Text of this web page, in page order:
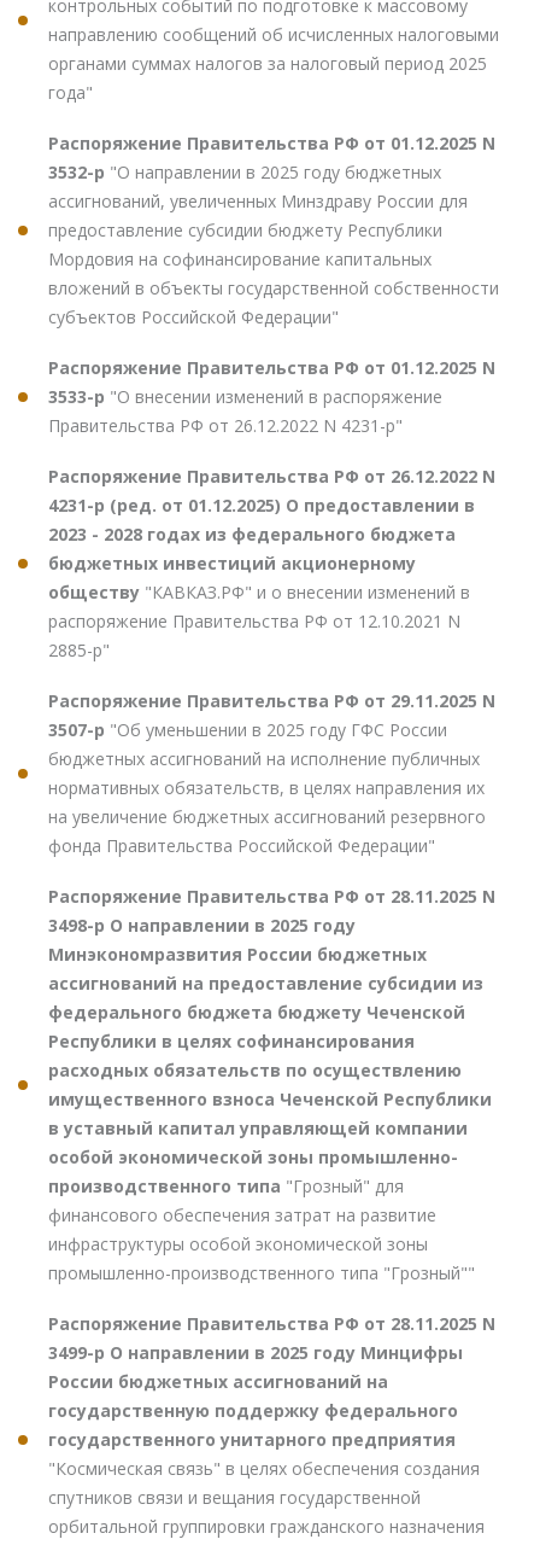
контрольных событий по подготовке к массовому
направлению сообщений об исчисленных налоговыми
органами суммах налогов за налоговый период 2025
года"
Распоряжение Правительства РФ от 01.12.2025 N
3532-р "О направлении в 2025 году бюджетных
ассигнований, увеличенных Минздраву России для
предоставление субсидии бюджету Республики
Мордовия на софинансирование капитальных
вложений в объекты государственной собственности
субъектов Российской Федерации"
Распоряжение Правительства РФ от 01.12.2025 N
3533-р "О внесении изменений в распоряжение
Правительства РФ от 26.12.2022 N 4231-р"
Распоряжение Правительства РФ от 26.12.2022 N
4231-р (ред. от 01.12.2025) О предоставлении в
2023 - 2028 годах из федерального бюджета
бюджетных инвестиций акционерному
обществу "КАВКАЗ.РФ" и о внесении изменений в
распоряжение Правительства РФ от 12.10.2021 N
2885-р"
Распоряжение Правительства РФ от 29.11.2025 N
3507-р "Об уменьшении в 2025 году ГФС России
бюджетных ассигнований на исполнение публичных
нормативных обязательств, в целях направления их
на увеличение бюджетных ассигнований резервного
фонда Правительства Российской Федерации"
Распоряжение Правительства РФ от 28.11.2025 N
3498-р О направлении в 2025 году
Минэкономразвития России бюджетных
ассигнований на предоставление субсидии из
федерального бюджета бюджету Чеченской
Республики в целях софинансирования
расходных обязательств по осуществлению
имущественного взноса Чеченской Республики
в уставный капитал управляющей компании
особой экономической зоны промышленно-
производственного типа "Грозный" для
финансового обеспечения затрат на развитие
инфраструктуры особой экономической зоны
промышленно-производственного типа "Грозный""
Распоряжение Правительства РФ от 28.11.2025 N
3499-р О направлении в 2025 году Минцифры
России бюджетных ассигнований на
государственную поддержку федерального
государственного унитарного предприятия
"Космическая связь" в целях обеспечения создания
спутников связи и вещания государственной
орбитальной группировки гражданского назначения